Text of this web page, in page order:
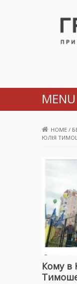
MENU
HOME /
ЮЛІЯ
Кому в